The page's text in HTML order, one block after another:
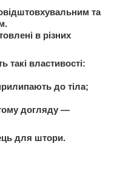
та
в різних
властивості:
до тіла;
догляду —
для штори.